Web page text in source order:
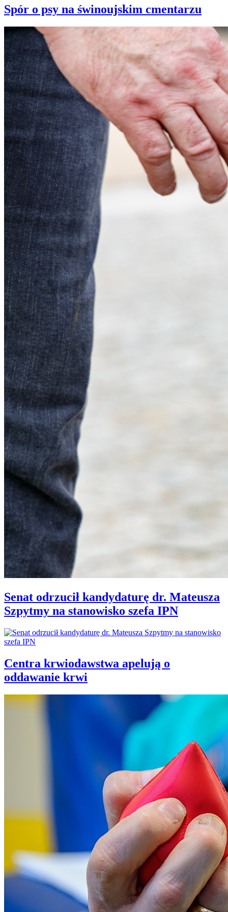
Spór o psy na świnoujskim cmentarzu
Senat odrzucił kandydaturę dr. Mateusza
Szpytmy na stanowisko szefa IPN
Centra krwiodawstwa apelują o
oddawanie krwi